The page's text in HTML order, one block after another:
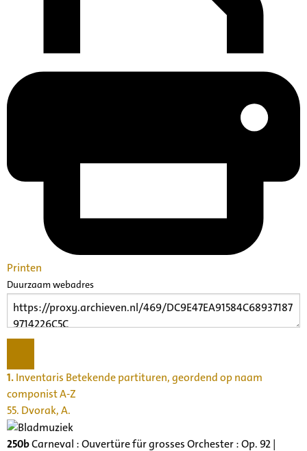
Printen
Duurzaam webadres
1.Inventaris Betekende partituren, geordend op naam
componist A-Z
55. Dvorak, A.
250bCarneval : Ouvertüre für grosses Orchester : Op. 92 |